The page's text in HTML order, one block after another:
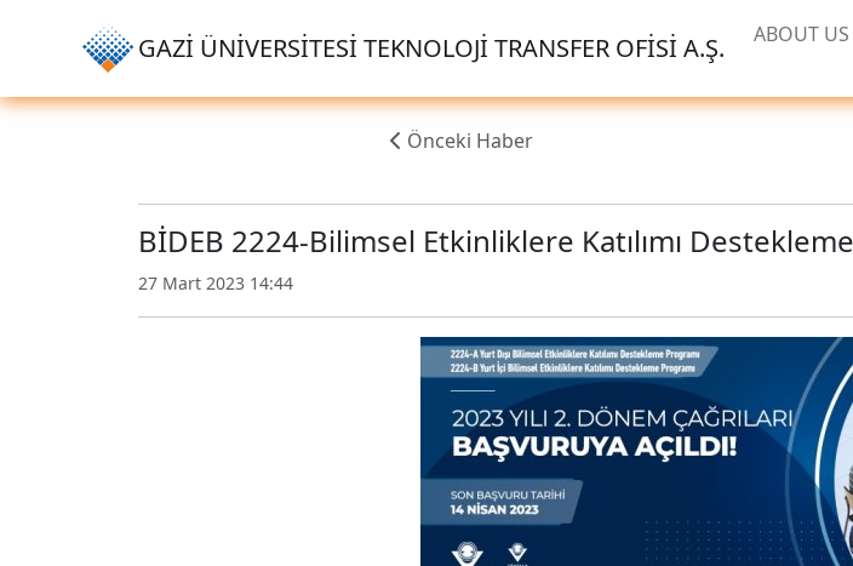
GAZİ ÜNİVERSİTESİ TEKNOLOJİ TRANSFER OFİSİ A.Ş. ABOUT US
Önceki Haber
BİDEB 2224-Bilimsel Etkinliklere Katılımı
27 Mart 2023 14:44